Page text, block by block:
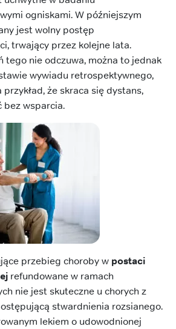
ogniskami. W późniejszym
jest wolny postęp
trwający przez kolejne lata.
tego nie odczuwa, można to jednak
wywiadu retrospektywnego,
że skraca się dystans,
bez wsparcia.
przebieg choroby w postaci
refundowane w ramach
nie jest skuteczne u chorych z
stwardnienia rozsianego.
lekiem o udowodnionej